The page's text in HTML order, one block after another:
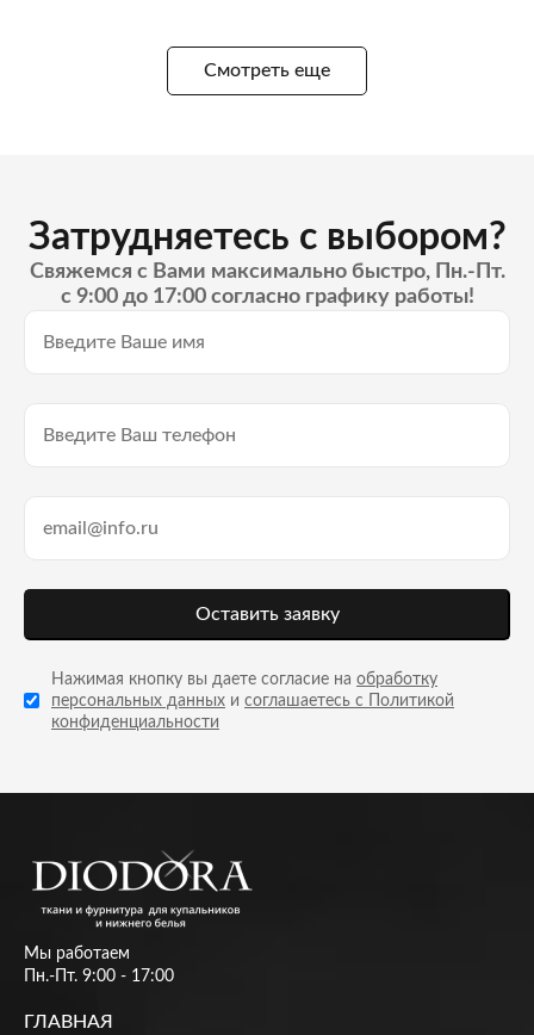
Смотреть еще
Затрудняетесь с выбором?
Свяжемся с Вами максимально быстро, Пн.-Пт.
с 9:00 до 17:00 согласно графику работы!
Оставить заявку
Нажимая кнопку вы даете согласие на обработку
персональных данных и соглашаетесь с Политикой
конфиденциальности
Мы работаем
Пн.-Пт. 9:00 - 17:00
ГЛАВНАЯ